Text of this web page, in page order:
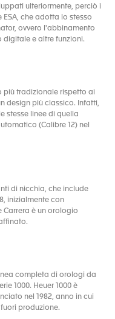
ulteriormente, perciò i
che adotta lo stesso
ovvero l'abbinamento
e altre funzioni.
più tradizionale rispetto ai
design più classico. Infatti,
stesse linee di quella
(Calibre 12) nel
di nicchia, che include
inizialmente con
Carrera è un orologio
completa di orologi da
1000. Heuer 1000 è
nel 1982, anno in cui
produzione.